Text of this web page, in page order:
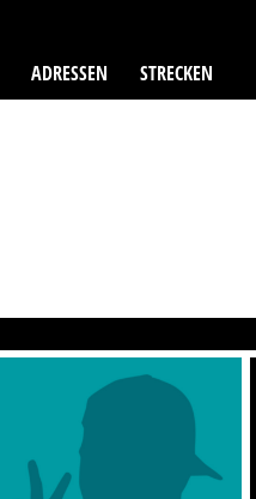
ADRESSEN STRECKEN